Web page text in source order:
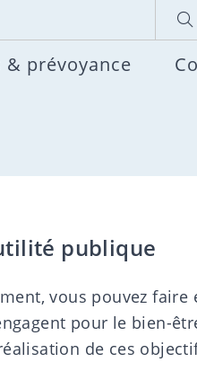
prévoyance
publique
vous pouvez faire
pour le bien-
de ces